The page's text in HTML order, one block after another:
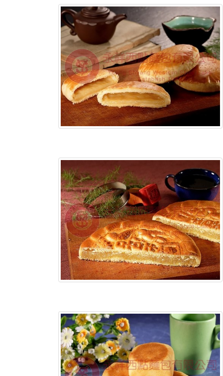
含稅底價:
含稅底價:
含稅底價: